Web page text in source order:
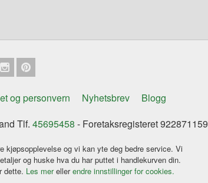
og personvern Nyhetsbrev
Blogg
Tlf. 45695458 - Foretaksregisteret 922871159
kjøpsopplevelse og vi kan yte deg bedre service. Vi
og huske hva du har puttet i handlekurven din.
dette. Les merellerendre innstillinger for cookies.